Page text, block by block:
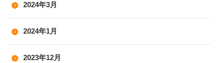
2024年3月
2024年1月
2023年12月